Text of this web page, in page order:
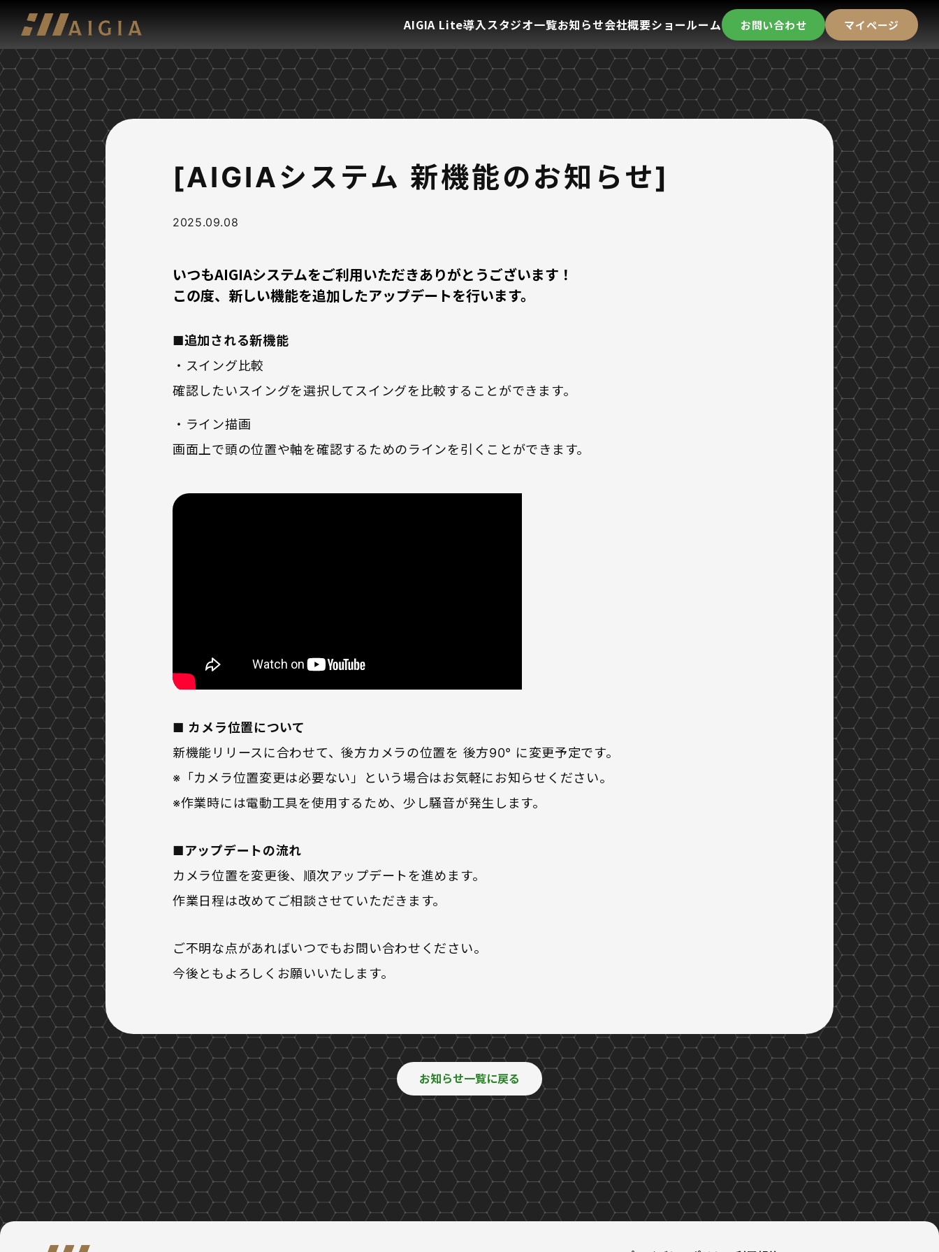
AIGIA Lite導入スタジオ一覧お知らせ会社概要ショールーム お問い合わせ マイページ
[AIGIAシステム 新機能のお知らせ]
2025.09.08
いつもAIGIAシステムをご利用いただきありがとうございます！
この度、新しい機能を追加したアップデートを行います。
■追加される新機能
・スイング比較
確認したいスイングを選択してスイングを比較することができます。
・ライン描画
画面上で頭の位置や軸を確認するためのラインを引くことができます。
■ カメラ位置について
新機能リリースに合わせて、後方カメラの位置を 後方90° に変更予定です。
※「カメラ位置変更は必要ない」という場合はお気軽にお知らせください。
※作業時には電動工具を使用するため、少し騒音が発生します。
■アップデートの流れ
カメラ位置を変更後、順次アップデートを進めます。
作業日程は改めてご相談させていただきます。
ご不明な点があればいつでもお問い合わせください。
今後ともよろしくお願いいたします。
お知らせ一覧に戻る